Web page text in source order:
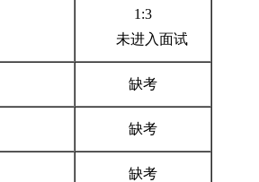
1:3
未进入面试
缺考
缺考
缺考